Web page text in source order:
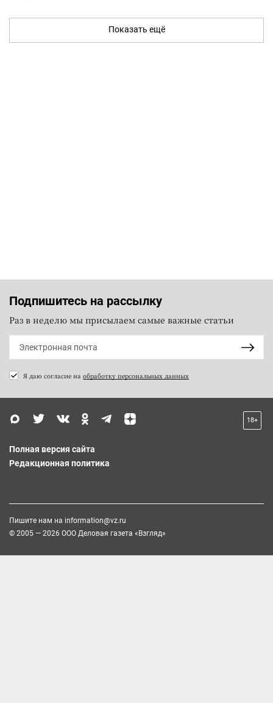
Показать ещё
Подпишитесь на рассылку
Раз в неделю мы присылаем самые важные статьи
Я даю согласие на обработку персональных данных
18+
Полная версия сайта
Редакционная политика
Пишите нам на information@vz.ru
© 2005 — 2026 ООО Деловая газета «Взгляд»